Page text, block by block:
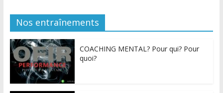
Nos entraînements
COACHING MENTAL? Pour qui? Pour
quoi?